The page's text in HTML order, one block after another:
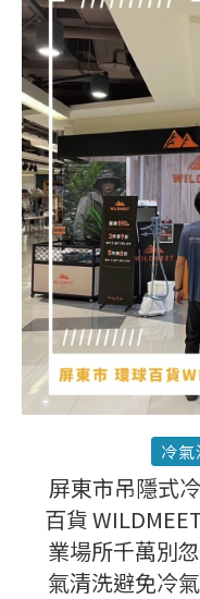
冷氣
屏東市吊隱式
百貨
業場所千萬別
氣清洗避免冷